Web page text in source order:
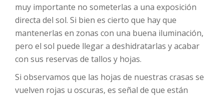
muy importante no someterlas a una exposición
directa del sol. Si bien es cierto que hay que
mantenerlas en zonas con una buena iluminación,
pero el sol puede llegar a deshidratarlas y acabar
con sus reservas de tallos y hojas.
Si observamos que las hojas de nuestras crasas se
vuelven rojas u oscuras, es señal de que están